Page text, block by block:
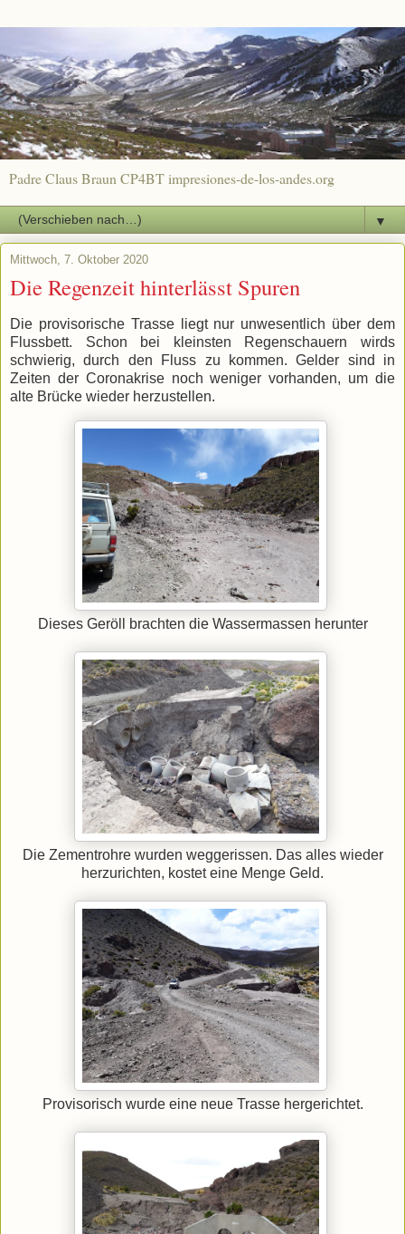
Padre Claus Braun CP4BT impresiones-de-los-andes.org
▼
Mittwoch, 7. Oktober 2020
Die Regenzeit hinterlässt Spuren
Die provisorische Trasse liegt nur unwesentlich über dem
Flussbett. Schon bei kleinsten Regenschauern wirds
schwierig, durch den Fluss zu kommen. Gelder sind in
Zeiten der Coronakrise noch weniger vorhanden, um die
alte Brücke wieder herzustellen.
Dieses Geröll brachten die Wassermassen herunter
Die Zementrohre wurden weggerissen. Das alles wieder
herzurichten, kostet eine Menge Geld.
Provisorisch wurde eine neue Trasse hergerichtet.